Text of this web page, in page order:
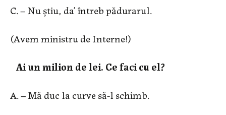
C. – Nu știu, da’ întreb pădurarul.
(Avem ministru de Interne!)
Ai un milion de lei. Ce faci cu el?
A. – Mă duc la curve să-l schimb.